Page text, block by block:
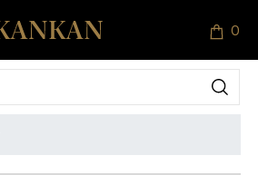
0